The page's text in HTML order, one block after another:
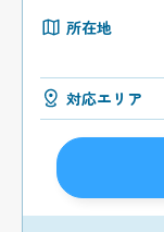
所在地
対応エリア